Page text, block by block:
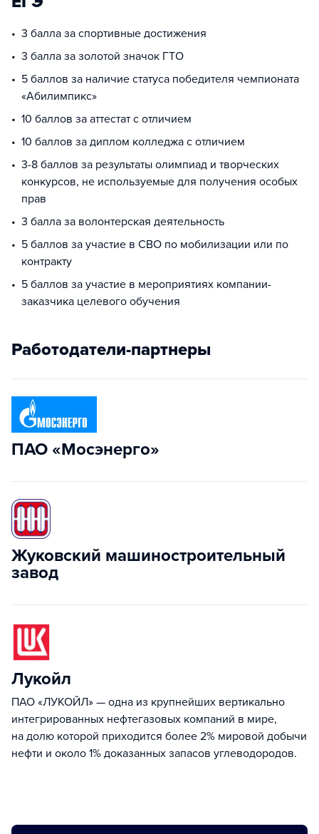
3 балла за спортивные достижения
3 балла за золотой значок ГТО
5 баллов за наличие статуса победителя чемпионата
«Абилимпикс»
10 баллов за аттестат с отличием
10 баллов за диплом колледжа с отличием
3-8 баллов за результаты олимпиад и творческих
конкурсов, не используемые для получения особых
прав
3 балла за волонтерская деятельность
5 баллов за участие в СВО по мобилизации или по
контракту
5 баллов за участие в мероприятиях компании-
заказчика целевого обучения
Работодатели-партнеры
ПАО «Мосэнерго»
Жуковский машиностроительный
завод
Лукойл
ПАО «ЛУКОЙЛ» — одна из крупнейших вертикально
интегрированных нефтегазовых компаний в мире,
на долю которой приходится более 2% мировой добычи
нефти и около 1% доказанных запасов углеводородов.